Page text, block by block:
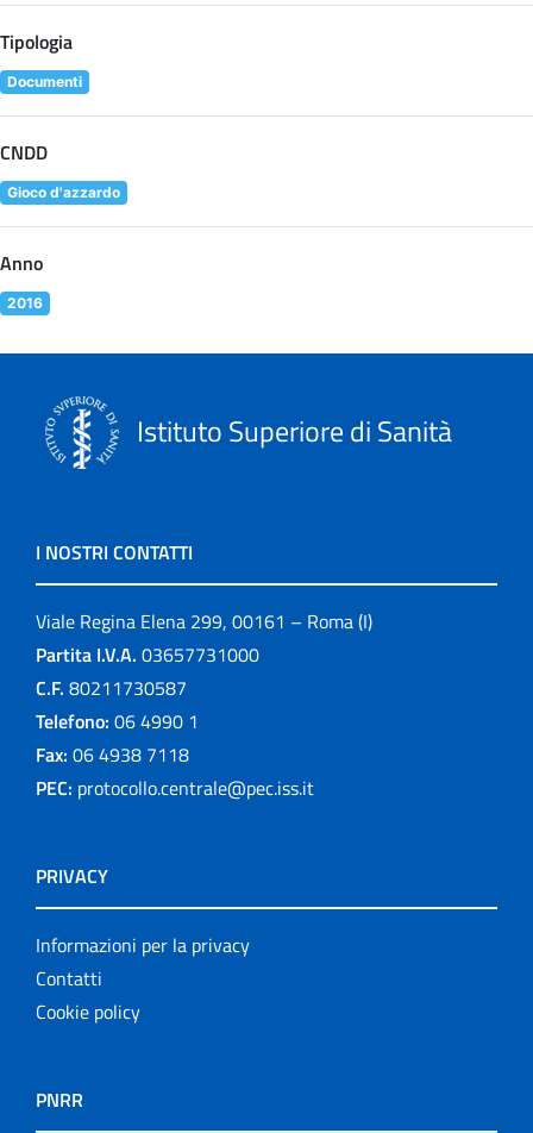
Tipologia
Documenti
CNDD
Gioco d'azzardo
Anno
2016
Istituto Superiore di Sanità
I NOSTRI CONTATTI
Viale Regina Elena 299, 00161 – Roma (I)
Partita I.V.A. 03657731000
C.F. 80211730587
Telefono: 06 4990 1
Fax: 06 4938 7118
PEC: protocollo.centrale@pec.iss.it
PRIVACY
Informazioni per la privacy
Contatti
Cookie policy
PNRR